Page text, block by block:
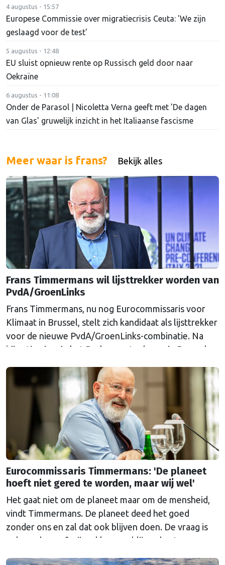
4 augustus - 15:57
Europese Commissie over migratiecrisis Ceuta: 'We zijn
geslaagd voor de test'
5 augustus - 12:48
EU sluist opnieuw rente op Russisch geld door naar
Oekraïne
6 augustus - 11:08
Onder de Parasol | Nicoletta Verna geeft met 'De dagen
van Glas' gruwelijk inzicht in het Italiaanse fascisme
Meer waar is frans? Bekijk alles
Frans Timmermans wil lijsttrekker worden van
PvdA/GroenLinks
Frans Timmermans, nu nog Eurocommissaris voor
Klimaat in Brussel, stelt zich kandidaat als lijsttrekker
voor de nieuwe PvdA/GroenLinks-combinatie. Na
bijna tien jaar in het Berlaymontgebouw in Brussel
Timmermans nog aan niets te zien in de voortzetting
van zijn politieke carrière in Nederland. Op dat
Continued
Eurocommissaris Timmermans: 'De planeet
hoeft niet gered te worden, maar wij wel'
Het gaat niet om de planeet maar om de mensheid,
vindt Timmermans. De planeet deed het goed
zonder ons en zal dat ook blijven doen. De vraag is
volgens hem of wij wel kunnen blijven bestaan.